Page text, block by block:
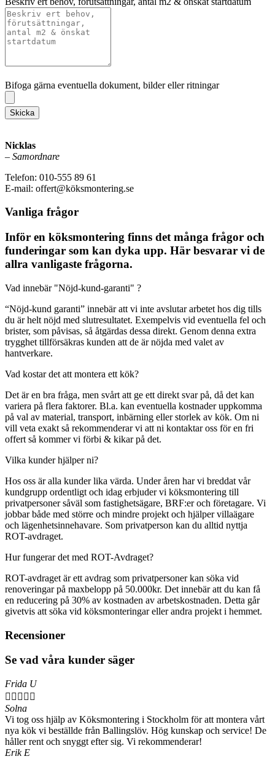
Bifoga gärna eventuella dokument, bilder eller ritningar
Skicka
Nicklas
– Samordnare
Telefon: 010-555 89 61
E-mail: offert@köksmontering.se
Vanliga frågor
Inför en köksmontering finns det många frågor och
funderingar som kan dyka upp. Här besvarar vi de
allra vanligaste frågorna.
Vad innebär "Nöjd-kund-garanti" ?
“Nöjd-kund garanti” innebär att vi inte avslutar arbetet hos dig tills
du är helt nöjd med slutresultatet. Exempelvis vid eventuella fel och
brister, som påvisas, så åtgärdas dessa direkt. Genom denna extra
trygghet tillförsäkras kunden att de är nöjda med valet av
hantverkare.
Vad kostar det att montera ett kök?
Det är en bra fråga, men svårt att ge ett direkt svar på, då det kan
variera på flera faktorer. Bl.a. kan eventuella kostnader uppkomma
på val av material, transport, inbärning eller storlek av kök. Om ni
vill veta exakt så rekommenderar vi att ni kontaktar oss för en fri
offert så kommer vi förbi & kikar på det.
Vilka kunder hjälper ni?
Hos oss är alla kunder lika värda. Under åren har vi breddat vår
kundgrupp ordentligt och idag erbjuder vi köksmontering till
privatpersoner såväl som fastighetsägare, BRF:er och företagare. Vi
jobbar både med större och mindre projekt och hjälper villaägare
och lägenhetsinnehavare. Som privatperson kan du alltid nyttja
ROT-avdraget.
Hur fungerar det med ROT-Avdraget?
ROT-avdraget är ett avdrag som privatpersoner kan söka vid
renoveringar på maxbelopp på 50.000kr. Det innebär att du kan få
en reducering på 30% av kostnaden av arbetskostnaden. Detta går
givetvis att söka vid köksmonteringar eller andra projekt i hemmet.
Recensioner
Se vad våra kunder säger
Frida U
    
Solna
Vi tog oss hjälp av Köksmontering i Stockholm för att montera vårt
nya kök vi beställde från Ballingslöv. Hög kunskap och service! De
håller rent och snyggt efter sig. Vi rekommenderar!
Erik E